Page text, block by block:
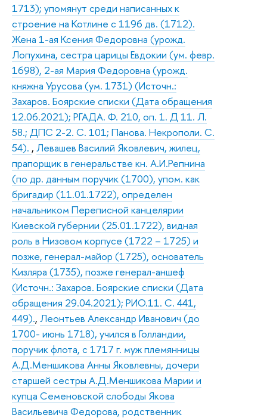
1713); упомянут среди написанных к
строение на Котлине с 1196 дв. (1712).
Жена 1-ая Ксения Федоровна (урожд.
Лопухина, сестра царицы Евдокии (ум. февр.
1698), 2-ая Мария Федоровна (урожд.
княжна Урусова (ум. 1731) (Источн.:
Захаров. Боярские списки (Дата обращения
12.06.2021); РГАДА. Ф. 210, оп. 1. Д 11. Л.
58.; ДПС 2-2. С. 101; Панова. Некрополи. С.
54). , Левашев Василий Яковлевич, жилец,
прапорщик в генеральстве кн. А.И.Репнина
(по др. данным поручик (1700), упом. как
бригадир (11.01.1722), определен
начальником Переписной канцелярии
Киевской губернии (25.01.1722), видная
роль в Низовом корпусе (1722 – 1725) и
позже, генерал-майор (1725), основатель
Кизляра (1735), позже генерал-аншеф
(Источн.: Захаров. Боярские списки (Дата
обращения 29.04.2021); РИО.11. С. 441,
449)., Леонтьев Александр Иванович (до
1700- июнь 1718), учился в Голландии,
поручик флота, с 1717 г. муж племянницы
А.Д.Меншикова Анны Яковлевны, дочери
старшей сестры А.Д.Меншикова Марии и
купца Семеновской слободы Якова
Васильевича Федорова, родственник